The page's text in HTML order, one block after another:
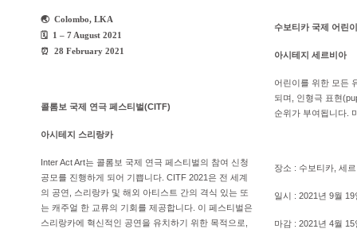
🌏 Colombo, LKA
🗓 1 – 7 August 2021
⏰ 28 February 2021
콜롬보 국제 연극 페스티벌(CITF)
아시테지 스리랑카
Inter Act Art는 콜롬보 국제 연극 페스티벌의 참여 신청
공모를 진행하게 되어 기쁩니다. CITF 2021은 전 세계
의 공연, 스리랑카 및 해외 아티스트 간의 격식 있는 또
는 캐주얼 한 교류의 기회를 제공합니다. 이 페스티벌은
스리랑카에 혁신적인 공연을 유치하기 위한 목적으로,
수보티카 국제 어린
아시테지 세르비아
어린이를 위한 모든
되며, 인형극 표현
순위가 부여됩니다.
장소 : 수보티카, 세
일시 : 2021년 9월 19
마감 : 2021년 4월 15